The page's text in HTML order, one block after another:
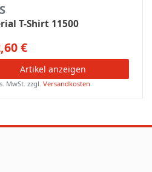
T-Shirt 11500
€
Artikel anzeigen
MwSt. zzgl.Versandkosten